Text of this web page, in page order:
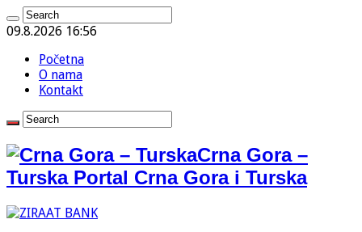
09.8.2026 16:56
Početna
O nama
Kontakt
Crna Gora –
Turska Portal Crna Gora i Turska